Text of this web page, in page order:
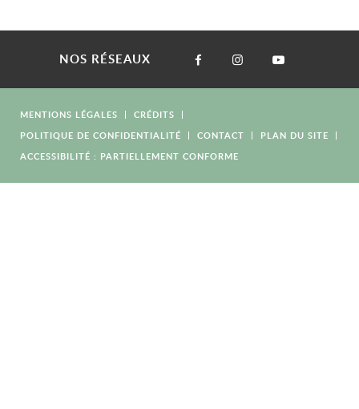
NOS RÉSEAUX
MENTIONS LÉGALES
CRÉDITS
POLITIQUE DE CONFIDENTIALITÉ
CONTACT
PLAN DU SITE
ACCESSIBILITÉ : PARTIELLEMENT CONFORME